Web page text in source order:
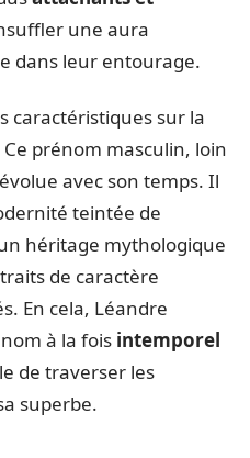
une aura
dans leur entourage.
caractéristiques sur la
prénom masculin, loin
avec son temps. Il
teintée de
héritage mythologique
de caractère
En cela, Léandre
à la fois intemporel
de traverser les
superbe.